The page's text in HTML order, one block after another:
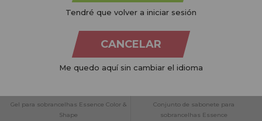
Avise-me quando estiver
disponível!
Gel para sobrancelhas Essence Color &
Shape
Conjunto de sabonete para
sobrancelhas Essence
Tendré que volver a iniciar sesión
CANCELAR
Me quedo aquí sin cambiar el idioma